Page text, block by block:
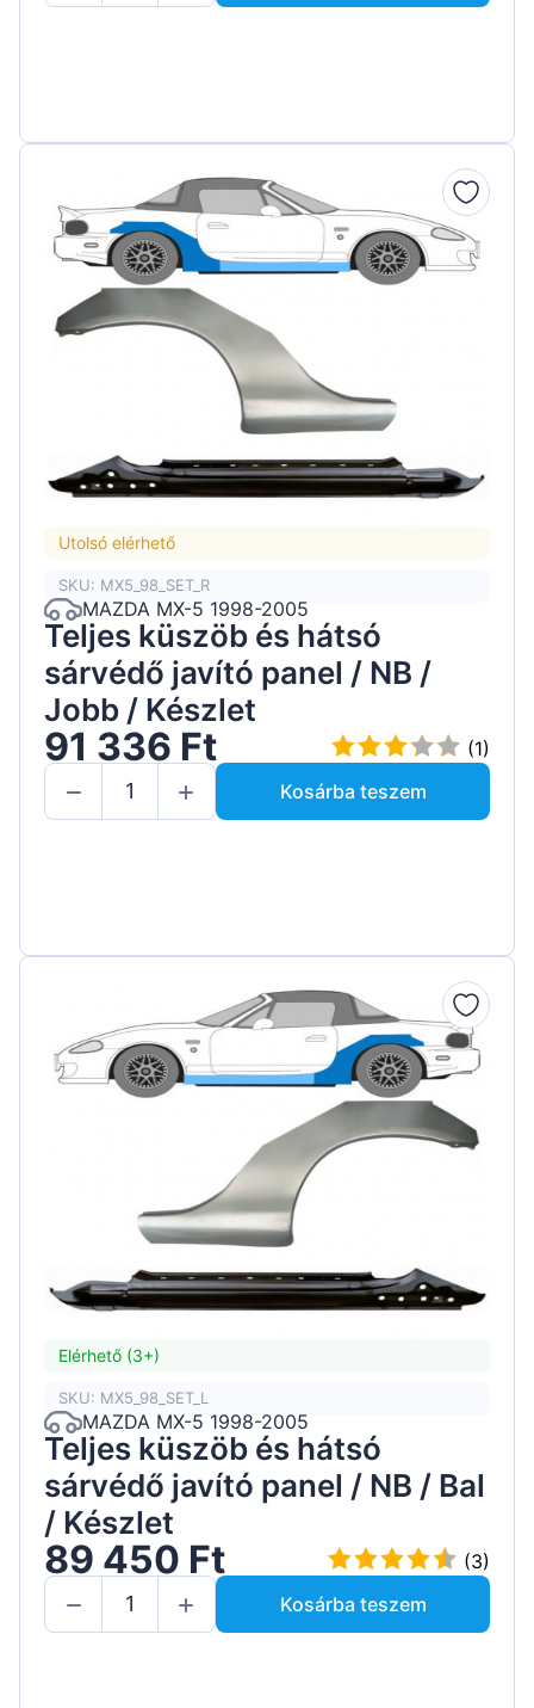
Utolsó elérhető
SKU: MX5_98_SET_R
MAZDA MX-5 1998-2005
Teljes küszöb és hátsó
sárvédő javító panel / NB /
Jobb / Készlet
91 336 Ft
(1)
Kosárba teszem
Elérhető (3+)
SKU: MX5_98_SET_L
MAZDA MX-5 1998-2005
Teljes küszöb és hátsó
sárvédő javító panel / NB / Bal
/ Készlet
89 450 Ft
(3)
Kosárba teszem